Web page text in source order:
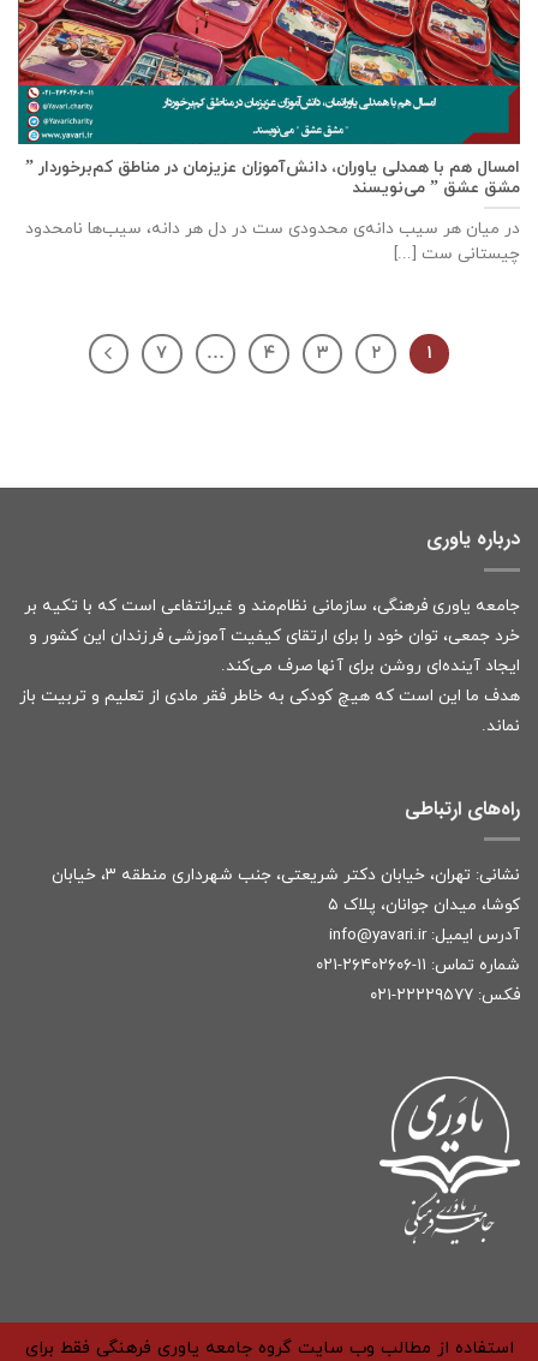
امسال هم با همدلی یاوران، دانش‌آموزان عزیزمان در مناطق کم‌برخوردار ”
مشق عشق ” می‌نویسند
در میان هر سیب دانه‌ی محدودی ست در دل هر دانه، سیب‌ها نامحدود
چیستانی ست [...]
۱ ۲ ۳ ۴ … ۷
درباره یاوری
جامعه یاوری فرهنگی، سازمانی نظام‌مند و غیرانتفاعی است که با تکیه بر
خرد جمعی، توان خود را برای ارتقای کیفیت آموزشی فرزندان این کشور و
ایجاد آینده‌ای روشن برای آنها صرف می‌کند.
هدف ما این است که هیچ کودکی به خاطر فقر مادی از تعلیم و تربیت باز
نماند.
راه‌های ارتباطی
نشانی: تهران، خیابان دکتر شریعتی، جنب شهرداری منطقه ۳، خیابان
کوشا، میدان جوانان، پلاک ۵
آدرس ایمیل: info@yavari.ir
شماره تماس: ۱۱-۲۶۴۰۲۶۰۶-۰۲۱
فکس: ۲۲۲۲۹۵۷۷-۰۲۱
استفاده از مطالب وب سایت گروه جامعه یاوری فرهنگی فقط برای